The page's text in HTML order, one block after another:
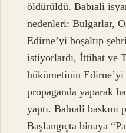
öldürüldü. Babıali
nedenleri: Bulgarlar,
Edirne’yi boşaltıp
istiyorlardı, İttihat ve
hükümetinin
propaganda yaparak
yaptı. Babıali baskını
Başlangıçta binaya